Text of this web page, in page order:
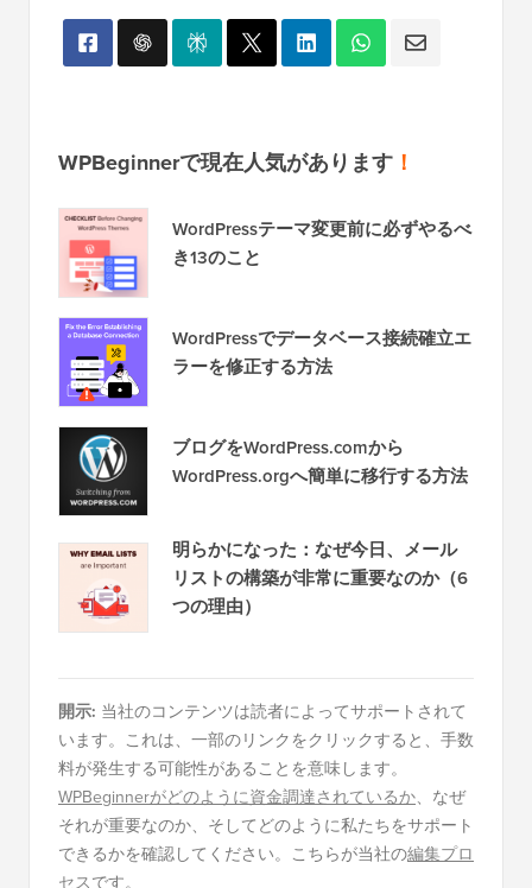
WPBeginnerで現在人気があります ！
WordPressテーマ変更前に必ずやるべ
き13のこと
WordPressでデータベース接続確立エ
ラーを修正する方法
ブログをWordPress.comから
WordPress.orgへ簡単に移行する方法
明らかになった：なぜ今日、メール
リストの構築が非常に重要なのか（6
つの理由）
開示: 当社のコンテンツは読者によってサポートされて
います。これは、一部のリンクをクリックすると、手数
料が発生する可能性があることを意味します。
WPBeginnerがどのように資金調達されているか、なぜ
それが重要なのか、そしてどのように私たちをサポート
できるかを確認してください。こちらが当社の編集プロ
セスです。